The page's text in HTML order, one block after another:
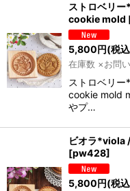
ストロベリ
cookie mold
5,800円(税
在庫数 ×お問
ストロベリ
cookie mold
やプ…
ビオラ
[pw428]
5,800円(税